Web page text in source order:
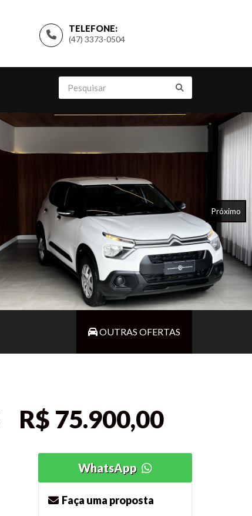
TELEFONE:
(47) 3373-0504
Próximo
OUTRAS OFERTAS
R$ 75.900,00
WhatsApp
Faça uma proposta